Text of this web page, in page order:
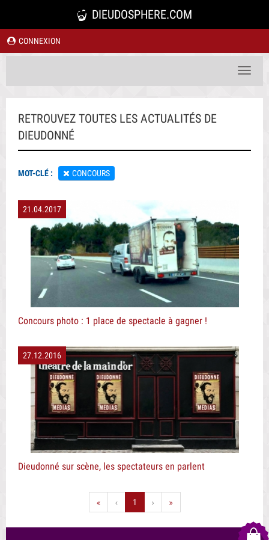
DIEUDOSPHERE.COM
CONNEXION
Toggle
RETROUVEZ TOUTES LES ACTUALITÉS DE
DIEUDONNÉ
MOT-CLÉ : CONCOURS
21.04.2017
Concours photo : 1 place de spectacle à gagner !
27.12.2016
Dieudonné sur scène, les spectateurs en parlent
1